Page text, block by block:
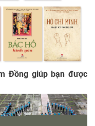
Đồng giúp bạn được